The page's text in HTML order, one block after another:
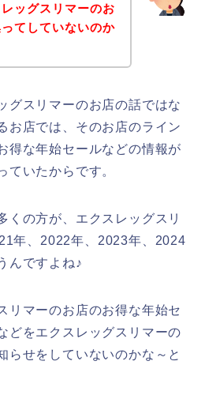
ッグスリマーのお
てしていないのか
グスリマーのお店の話ではな
お店では、そのお店のライン
得な年始セールなどの情報が
ていたからです。
くの方が、エクスレッグスリ
年、2022年、2023年、2024
んですよね♪
リマーのお店のお得な年始セ
どをエクスレッグスリマーの
らせをしていないのかな～と